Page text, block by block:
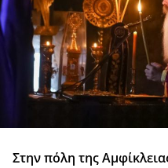
Στην πόλη της